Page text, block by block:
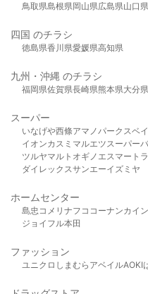
鳥取県島根県岡山県広島県山口県
四国 のチラシ
徳島県香川県愛媛県高知県
九州・沖縄 のチラシ
福岡県佐賀県長崎県熊本県大分県
スーパー
いなげや西條アマノパークスベ
イオンカスミ マルエツスーパー
ツルヤマルト オギノ エスマート
ダイレックスサンエーイズミヤ
ホームセンター
島忠 コメリ ナフコ コーナンカイ
ジョイフル本田
ファッション
ユニクロ しまむら アベイルAOKI